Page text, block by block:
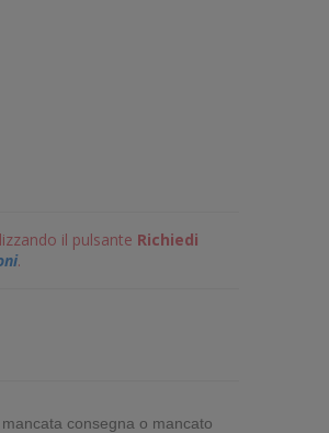
il pulsante Richiedi
.
consegna o mancato